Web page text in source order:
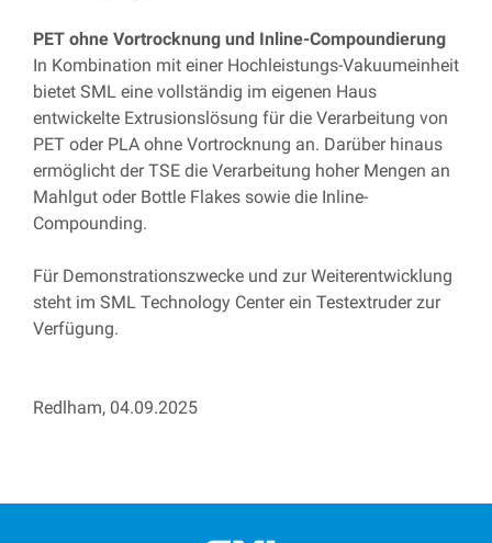
PET ohne Vortrocknung und Inline-Compoundierung
In Kombination mit einer Hochleistungs-Vakuumeinheit
bietet SML eine vollständig im eigenen Haus
entwickelte Extrusionslösung für die Verarbeitung von
PET oder PLA ohne Vortrocknung an. Darüber hinaus
ermöglicht der TSE die Verarbeitung hoher Mengen an
Mahlgut oder Bottle Flakes sowie die Inline-
Compounding.
Für Demonstrationszwecke und zur Weiterentwicklung
steht im SML Technology Center ein Testextruder zur
Verfügung.
Redlham, 04.09.2025